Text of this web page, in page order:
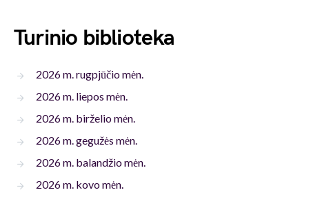
Turinio biblioteka
2026 m. rugpjūčio mėn.
2026 m. liepos mėn.
2026 m. birželio mėn.
2026 m. gegužės mėn.
2026 m. balandžio mėn.
2026 m. kovo mėn.